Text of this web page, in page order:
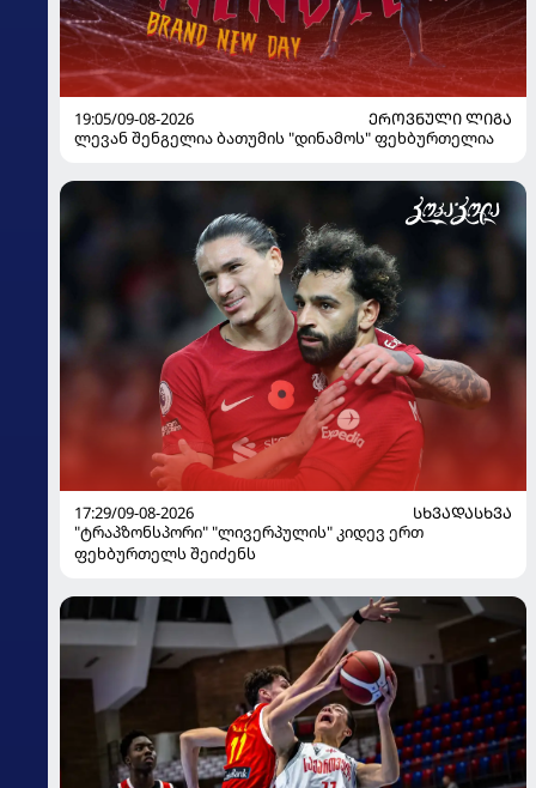
19:05/09-08-2026
ᲔᲠᲝᲕᲜᲣᲚᲘ ᲚᲘᲒᲐ
ლევან შენგელია ბათუმის "დინამოს" ფეხბურთელია
17:29/09-08-2026
ᲡᲮᲕᲐᲓᲐᲡᲮᲕᲐ
"ტრაპზონსპორი" "ლივერპულის" კიდევ ერთ
ფეხბურთელს შეიძენს